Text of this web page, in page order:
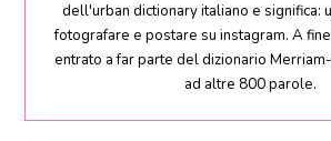
dell'urban dictionary italiano e significa:
fotografare e postare su instagram. A
entrato a far parte del dizionario
ad altre 800 parole.